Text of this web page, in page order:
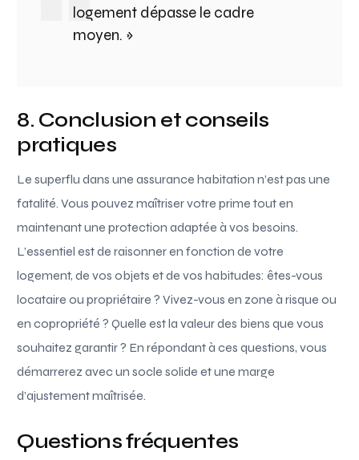
logement dépasse le cadre
moyen. »
8. Conclusion et conseils
pratiques
Le superflu dans une assurance habitation n’est pas une
fatalité. Vous pouvez maîtriser votre prime tout en
maintenant une protection adaptée à vos besoins.
L’essentiel est de raisonner en fonction de votre
logement, de vos objets et de vos habitudes: êtes-vous
locataire ou propriétaire ? Vivez-vous en zone à risque ou
en copropriété ? Quelle est la valeur des biens que vous
souhaitez garantir ? En répondant à ces questions, vous
démarrerez avec un socle solide et une marge
d’ajustement maîtrisée.
Questions fréquentes